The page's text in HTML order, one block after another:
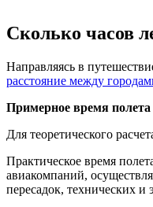
Сколько часов
Направляясь в
расстояние между
Примерное время
Для теоретического
Практическое время
авиакомпаний,
пересадок, технических